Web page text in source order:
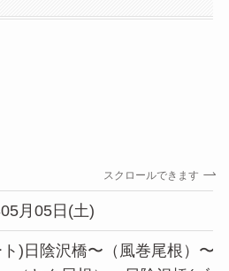
スクロールできます
月05日(土)
)日陰沢橋〜（風巻尾根）〜